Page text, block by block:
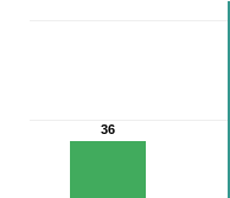
36